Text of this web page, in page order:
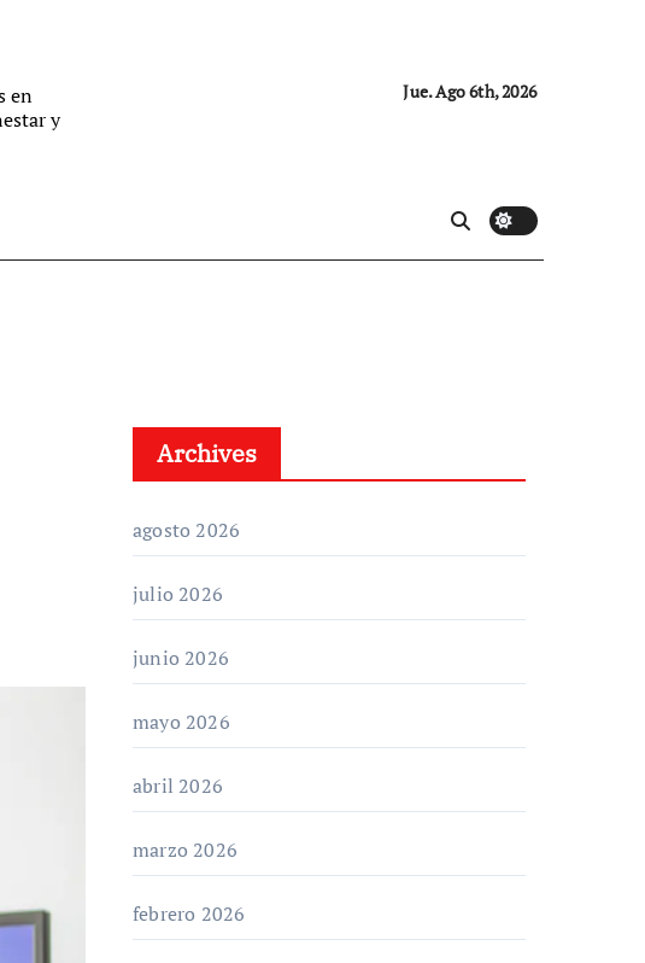
en
y
Jue. Ago 6th, 2026
Archives
agosto 2026
julio 2026
junio 2026
mayo 2026
abril 2026
marzo 2026
febrero 2026